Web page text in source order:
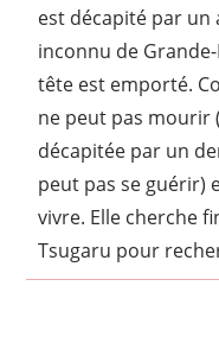
est décapité par un
inconnu de
tête est emporté.
ne peut pas mourir
décapitée par un
peut pas se guérir)
vivre. Elle cherche
Tsugaru pour